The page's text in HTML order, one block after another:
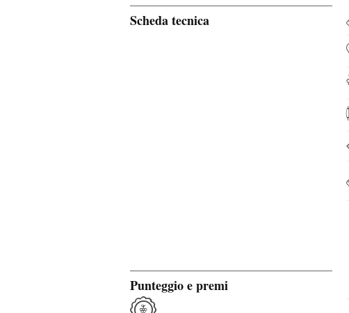
Scheda tecnica
Punteggio e premi